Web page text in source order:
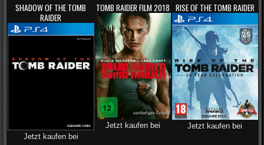
SHADOW OF THE TOMB
RAIDER
Jetzt kaufen bei
TOMB RAIDER FILM 2018
Jetzt kaufen bei
RISE OF THE TOMB RAIDER
Jetzt kaufen bei